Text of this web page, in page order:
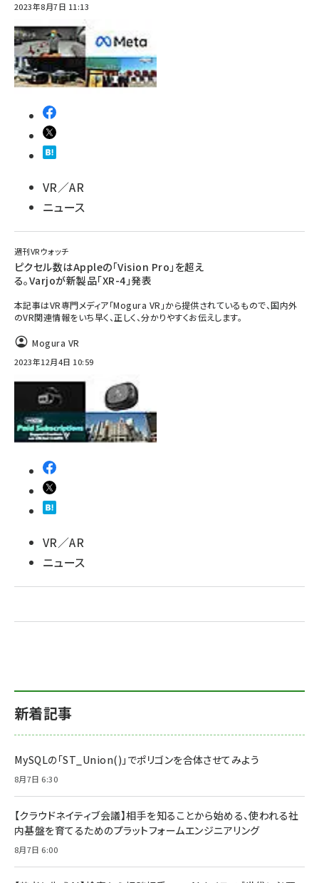
2023年8月7日 11:13
VR／AR
ニュース
週刊VRウォッチ
ピクセル数はAppleの「Vision Pro」を超え
る。Varjoが新製品「XR-4」発表
本記事はVR専門メディア「Mogura VR」から提供されているもので、国内外
のVR関連情報をいち早く、正しく、分かりやすくお伝えします。
Mogura VR
2023年12月4日 10:59
VR／AR
ニュース
新着記事
MySQLの「ST_Union()」でポリゴンを合体させてみよう
8月7日 6:30
【クラウドネイティブ会議】相手を知ることから始める、使われる社
内基盤を育てるためのプラットフォームエンジニアリング
8月7日 6:00